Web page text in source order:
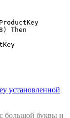
Then
установленной
большой буквы и